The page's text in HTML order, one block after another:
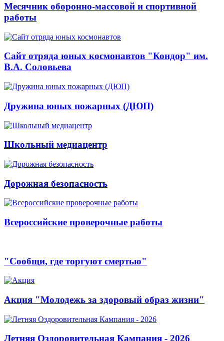
Месячник оборонно-массовой и спортивной
работы
Сайт отряда юных космонавтов "Кондор" им.
В.А. Соловьева
Дружина юных пожарных (ДЮП)
Школьный медиацентр
Дорожная безопасность
Всероссийские проверочные работы
"Сообщи, где торгуют смертью"
Акция "Молодежь за здоровый образ жизни"
Летняя Оздоровительная Кампания - 2026